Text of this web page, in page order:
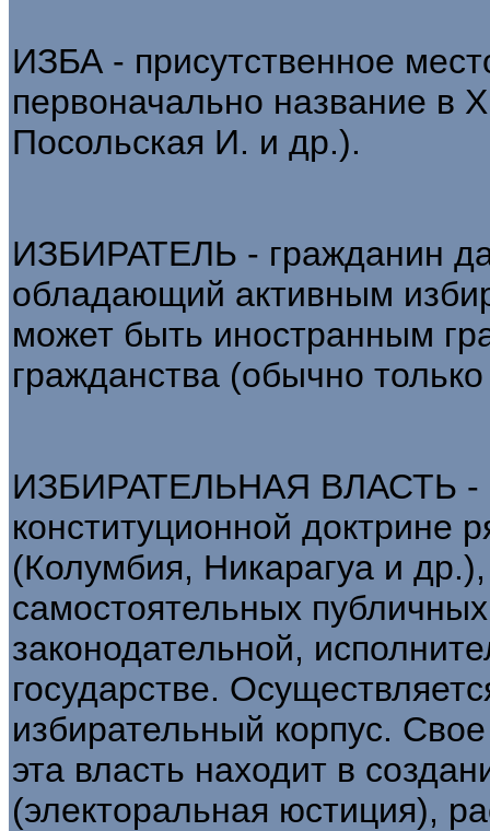
ИЗБА - присутственное
первоначально название в
Посольская И. и др.).
ИЗБИРАТЕЛЬ - гражданин
обладающий активным
может быть иностранным
гражданства (обычно
ИЗБИРАТЕЛЬНАЯ ВЛАСТЬ -
конституционной доктрине
(Колумбия, Никарагуа и
самостоятельных
законодательной,
государстве.
избирательный корпус.
эта власть находит в
(электоральная юстиция),